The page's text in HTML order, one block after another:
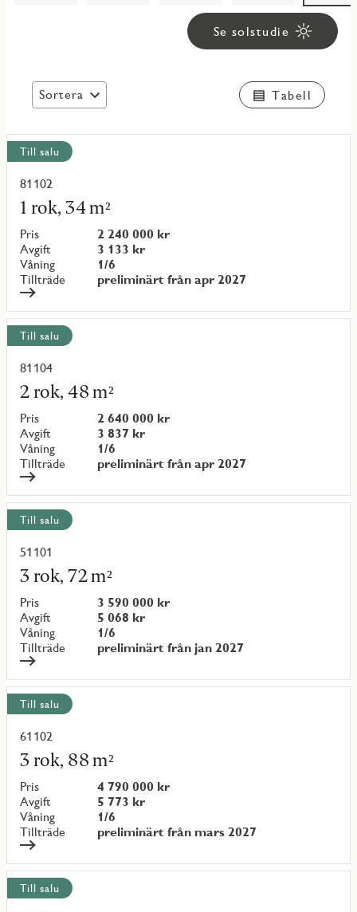
Se solstudie
Sortera Tabell
Visa
alla
objekt
Till salu
81102
1 rok, 34 m²
Pris
2 240 000 kr
Avgift
3 133 kr
Våning
1/6
Tillträde
preliminärt från apr 2027
Läs
mer
om
objekt
{objectNumber}
Till salu
81104
2 rok, 48 m²
Pris
2 640 000 kr
Avgift
3 837 kr
Våning
1/6
Tillträde
preliminärt från apr 2027
Läs
mer
om
objekt
{objectNumber}
Till salu
51101
3 rok, 72 m²
Pris
3 590 000 kr
Avgift
5 068 kr
Våning
1/6
Tillträde
preliminärt från jan 2027
Läs
mer
om
objekt
{objectNumber}
Till salu
61102
3 rok, 88 m²
Pris
4 790 000 kr
Avgift
5 773 kr
Våning
1/6
Tillträde
preliminärt från mars 2027
Läs
mer
om
objekt
{objectNumber}
Till salu